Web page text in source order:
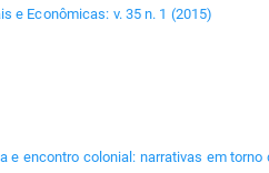
e Econômicas: v. 35 n. 1 (2015)
e encontro colonial: narrativas em torno